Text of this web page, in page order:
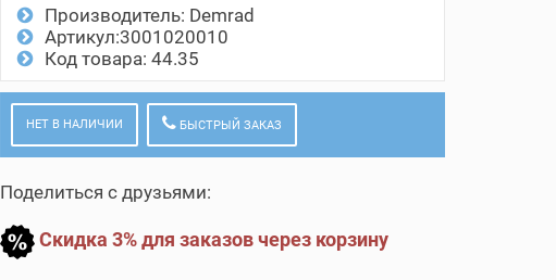
Производитель: Demrad
Артикул:3001020010
Код товара: 44.35
НЕТ В НАЛИЧИИ БЫСТРЫЙ ЗАКАЗ
Поделиться с друзьями:
Скидка 3% для заказов через корзину